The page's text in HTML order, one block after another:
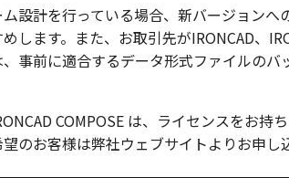
ム設計を行っている場合、新バージョン
します。また、お取引先がIRONCAD、
、事前に適合するデータ形式ファイルの
COMPOSE は、ライセンスをお持
望のお客様は弊社ウェブサイトよりお申し